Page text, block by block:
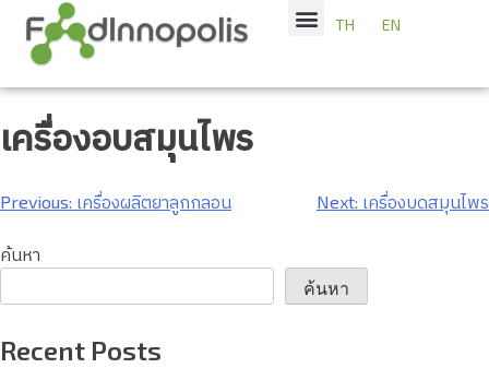
TH EN
เครื่องอบสมุนไพร
Previous: เครื่องผลิตยาลูกกลอน Next: เครื่องบดสมุนไพร
ค้นหา
ค้นหา
Recent Posts